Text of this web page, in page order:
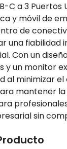
C a 3
y móvil de
de
una
Con un
y un monitor
al minimizar
mantener
sin